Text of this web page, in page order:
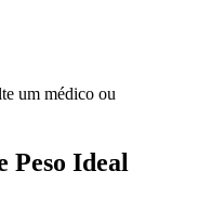
um médico ou
Peso Ideal